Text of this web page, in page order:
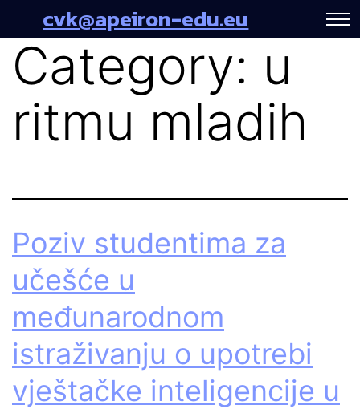
cvk@apeiron-edu.eu
Category: u
ritmu mladih
Poziv studentima za
učešće u
međunarodnom
istraživanju o upotrebi
vještačke inteligencije u